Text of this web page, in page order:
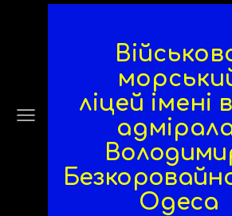
ліцей імені
Одеса